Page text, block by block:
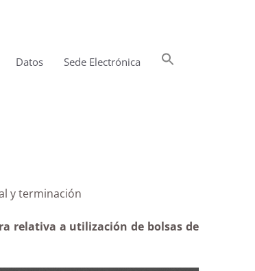
Datos Sede Electrónica
y terminación
relativa a utilización de bolsas de